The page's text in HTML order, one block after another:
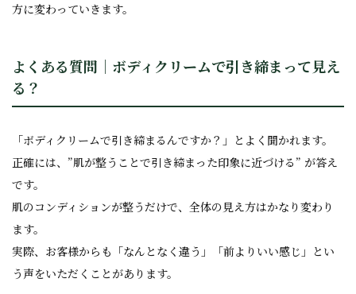
方に変わっていきます。
よくある質問｜ボディクリームで引き締まって見え
る？
「ボディクリームで引き締まるんですか？」とよく聞かれます。
正確には、”肌が整うことで引き締まった印象に近づける” が答え
です。
肌のコンディションが整うだけで、全体の見え方はかなり変わり
ます。
実際、お客様からも「なんとなく違う」「前よりいい感じ」とい
う声をいただくことがあります。